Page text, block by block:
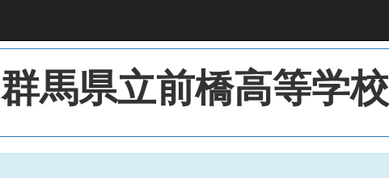
群馬県立前橋高等学校